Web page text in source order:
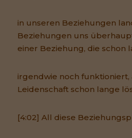
in unseren Beziehungen
Beziehungen uns
einer Beziehung, die schon
irgendwie noch
Leidenschaft schon lange
[4:02] All diese